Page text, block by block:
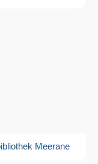
Meerane